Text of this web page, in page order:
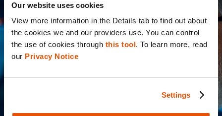
Our website uses cookies
View more information in the Details tab to find out about
the cookies we and our providers use. You can control
the use of cookies through this tool. To learn more, read
our Privacy Notice
Settings
avancée sur les menaces mobiles, le
développement d’exploits et la découverte
de vulnérabilités au niveau OS – le tout
dans un environnement virtualisé et
sécurisé. Conçu pour les équipes sécurité
qui souhaitent aller au-delà des tests
applicatifs et souhaitent explorer le
système d’exploitation lui-même.